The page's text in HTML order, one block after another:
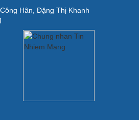
Hân, Đặng Thị Khanh